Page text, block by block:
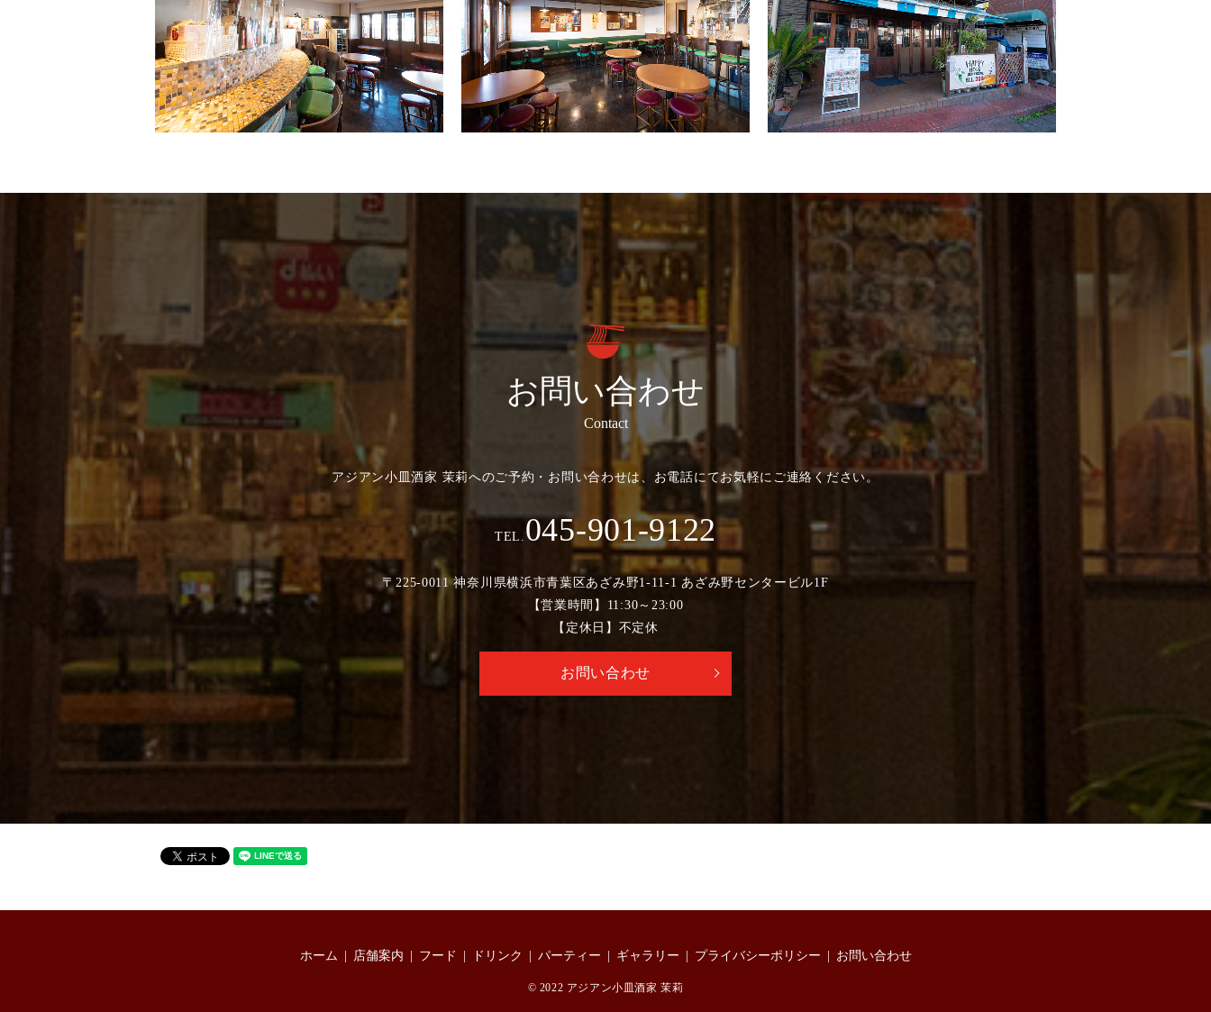
お問い合わせ
Contact
アジアン小皿酒家 茉莉へのご予約・お問い合わせは、お電話にてお気軽にご連絡ください。
TEL. 045-901-9122
〒225-0011 神奈川県横浜市青葉区あざみ野1-11-1 あざみ野センタービル1F
【営業時間】11:30～23:00
【定休日】不定休
お問い合わせ
ホーム 店舗案内 フード ドリンク パーティー ギャラリー プライバシーポリシー お問い合わせ
© 2022 アジアン小皿酒家 茉莉